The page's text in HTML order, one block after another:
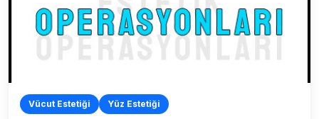
Vücut Estetiği Yüz Estetiği